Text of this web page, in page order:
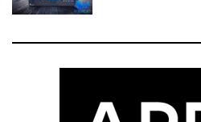
Assim, foi fácil ligá-los aos
disponíveis: iFI Audio Diablo
(XLR+Pentaconn).
E ainda,